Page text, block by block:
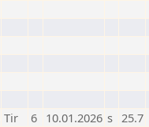
Tir 6 10.01.2026 s 25.7